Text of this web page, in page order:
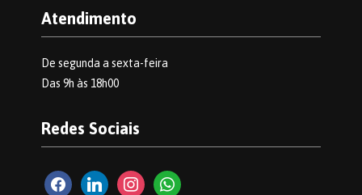
Atendimento
De segunda a sexta-feira
Das 9h às 18h00
Redes Sociais
facebook2linkedininstagramwhatsapp